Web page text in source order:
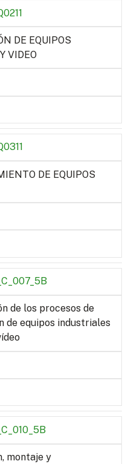
DE EQUIPOS
VIDEO
DE EQUIPOS
de los procesos de
de equipos industriales
montaje y